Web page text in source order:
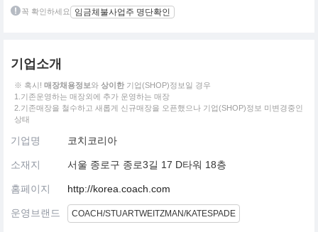
꼭 확인하세요 임금체불사업주 명단확인
기업소개
※ 혹시! 매장채용정보와 상이한 기업(SHOP)정보일 경우
1.기존운영하는 매장외에 추가 운영하는 매장
2.기존매장을 철수하고 새롭게 신규매장을 오픈했으나 기업(SHOP)정보 미변경중인
상태
기업명 코치코리아
소재지 서울 종로구 종로3길 17 D타워 18층
홈페이지 http://korea.coach.com
운영브랜드 COACH/STUARTWEITZMAN/KATESPADE